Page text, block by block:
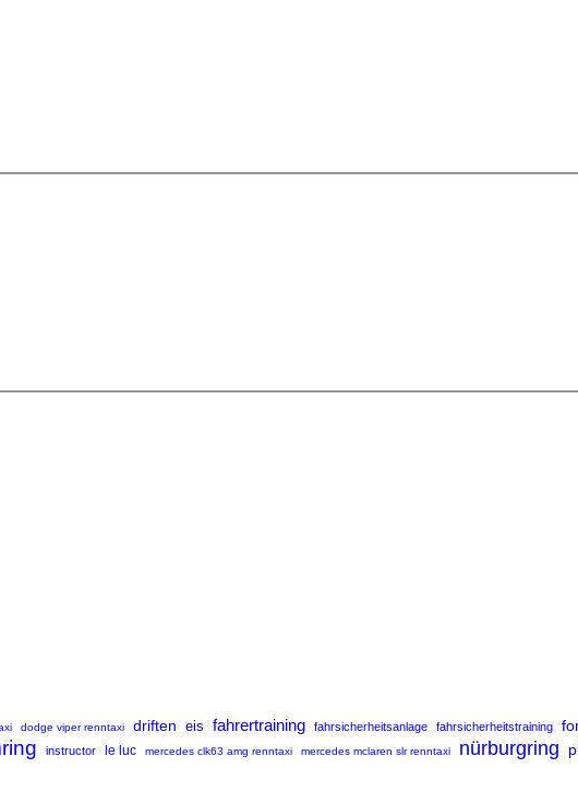
dodge viper renntaxi driften eis fahrertraining fahrsicherheitsanlage fahrsicherheitstraining
instructor le luc mercedes clk63 amg renntaxi mercedes mclaren slr renntaxi nürburgring